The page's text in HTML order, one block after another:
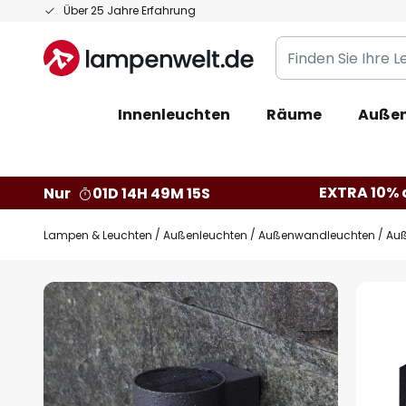
Über 25 Jahre Erfahrung
Zum
springen
Finden
Sie
Leuchte...
Innenleuchten Räume
Nur
01D 14H 49M 14S EXTRA
Lampen & Leuchten Außenleuchten Außenwandleuchten
Zum
Ende
der
Bildgalerie
springen